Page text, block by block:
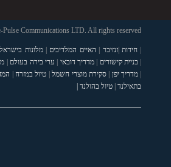
Communications LTD. All rights reserved
| חידות|זנזיבר | האיים המלדיבים |מלונות בישראל
| בניית קישורים |מדריך דובאי | ערי בירה בעולם |
| מדריך יפן |סקירת מוצרי חשמל| טיול במזרח |
בתאילנד| טיול בהולנד |